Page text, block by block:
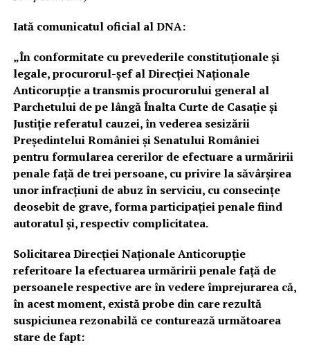
Iată comunicatul oficial al DNA:
„În conformitate cu prevederile constituționale și
legale, procurorul-șef al Direcției Naționale
Anticorupție a transmis procurorului general al
Parchetului de pe lângă Înalta Curte de Casație și
Justiție referatul cauzei, în vederea sesizării
Președintelui României și Senatului României
pentru formularea cererilor de efectuare a urmăririi
penale față de trei persoane, cu privire la săvârșirea
unor infracțiuni de abuz în serviciu, cu consecințe
deosebit de grave, forma participației penale fiind
autoratul și, respectiv complicitatea.
Solicitarea Direcției Naționale Anticorupție
referitoare la efectuarea urmăririi penale față de
persoanele respective are în vedere împrejurarea că,
în acest moment, există probe din care rezultă
suspiciunea rezonabilă ce conturează următoarea
stare de fapt: